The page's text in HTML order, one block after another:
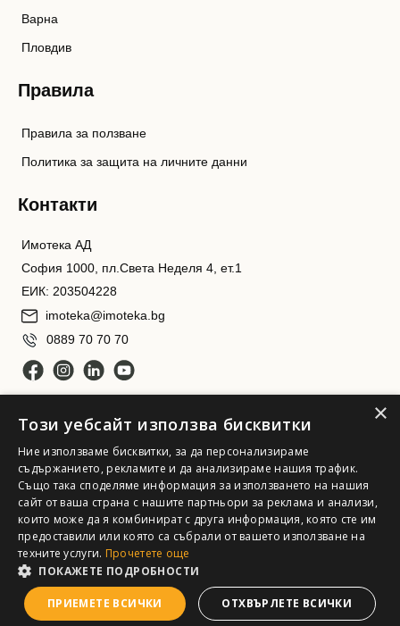
Варна
Пловдив
Правила
Правила за ползване
Политика за защита на личните данни
Контакти
Имотека АД
София 1000, пл.Света Неделя 4, ет.1
ЕИК: 203504228
imoteka@imoteka.bg
0889 70 70 70
Имотека АД. Всички права запазени
×
Този уебсайт използва бисквитки
Ние използваме бисквитки, за да персонализираме
съдържанието, рекламите и да анализираме нашия трафик.
Също така споделяме информация за използването на нашия
сайт от ваша страна с нашите партньори за реклама и анализи,
които може да я комбинират с друга информация, която сте им
предоставили или която са събрали от вашето използване на
техните услуги. Прочетете още
ПОКАЖЕТЕ ПОДРОБНОСТИ
ПРИЕМЕТЕ ВСИЧКИ ОТХВЪРЛЕТЕ ВСИЧКИ